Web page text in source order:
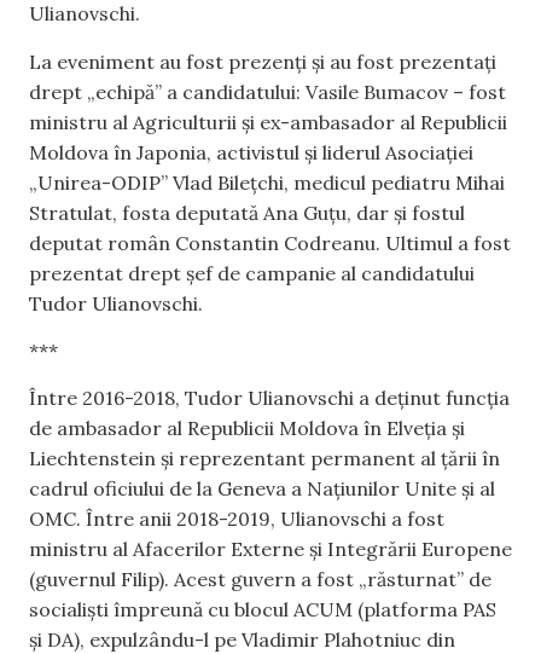
Ulianovschi.
La eveniment au fost prezenți și au fost prezentați
drept „echipă” a candidatului: Vasile Bumacov – fost
ministru al Agriculturii și ex-ambasador al Republicii
Moldova în Japonia, activistul și liderul Asociației
„Unirea-ODIP” Vlad Bilețchi, medicul pediatru Mihai
Stratulat, fosta deputată Ana Guțu, dar și fostul
deputat român Constantin Codreanu. Ultimul a fost
prezentat drept șef de campanie al candidatului
Tudor Ulianovschi.
***
Între 2016-2018, Tudor Ulianovschi a deținut funcția
de ambasador al Republicii Moldova în Elveția și
Liechtenstein și reprezentant permanent al țării în
cadrul oficiului de la Geneva a Națiunilor Unite și al
OMC. Între anii 2018-2019, Ulianovschi a fost
ministru al Afacerilor Externe și Integrării Europene
(guvernul Filip). Acest guvern a fost „răsturnat” de
socialiști împreună cu blocul ACUM (platforma PAS
și DA), expulzându-l pe Vladimir Plahotniuc din